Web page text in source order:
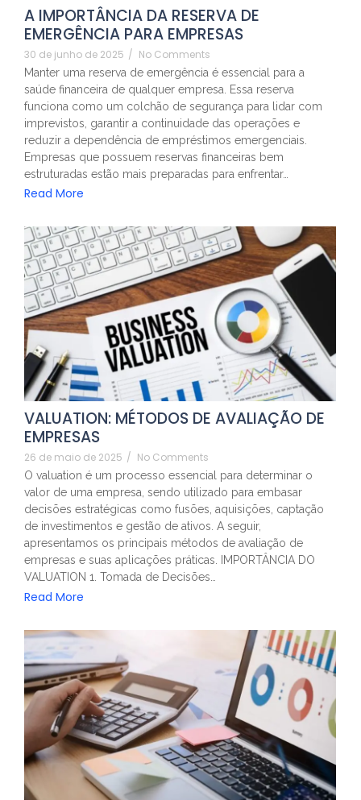
A IMPORTÂNCIA DA RESERVA DE
EMERGÊNCIA PARA EMPRESAS
30 de junho de 2025 / No Comments
Manter uma reserva de emergência é essencial para a
saúde financeira de qualquer empresa. Essa reserva
funciona como um colchão de segurança para lidar com
imprevistos, garantir a continuidade das operações e
reduzir a dependência de empréstimos emergenciais.
Empresas que possuem reservas financeiras bem
estruturadas estão mais preparadas para enfrentar…
Read More
VALUATION: MÉTODOS DE AVALIAÇÃO DE
EMPRESAS
26 de maio de 2025 / No Comments
O valuation é um processo essencial para determinar o
valor de uma empresa, sendo utilizado para embasar
decisões estratégicas como fusões, aquisições, captação
de investimentos e gestão de ativos. A seguir,
apresentamos os principais métodos de avaliação de
empresas e suas aplicações práticas. IMPORTÂNCIA DO
VALUATION 1. Tomada de Decisões…
Read More